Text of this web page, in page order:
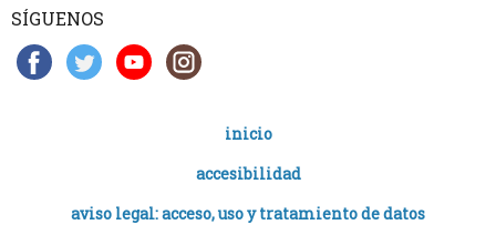
SÍGUENOS
inicio
accesibilidad
aviso legal: acceso, uso y tratamiento de datos